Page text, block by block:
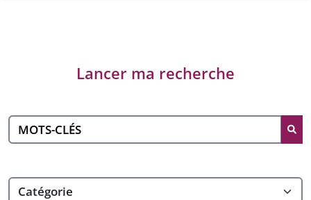
Lancer ma recherche